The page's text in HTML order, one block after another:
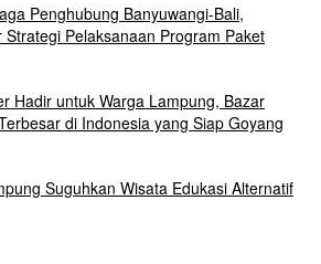
Penghubung Banyuwangi-Bali,
Strategi Pelaksanaan Program Paket
Hadir untuk Warga Lampung, Bazar
di Indonesia yang Siap Goyang
Suguhkan Wisata Edukasi Alternatif